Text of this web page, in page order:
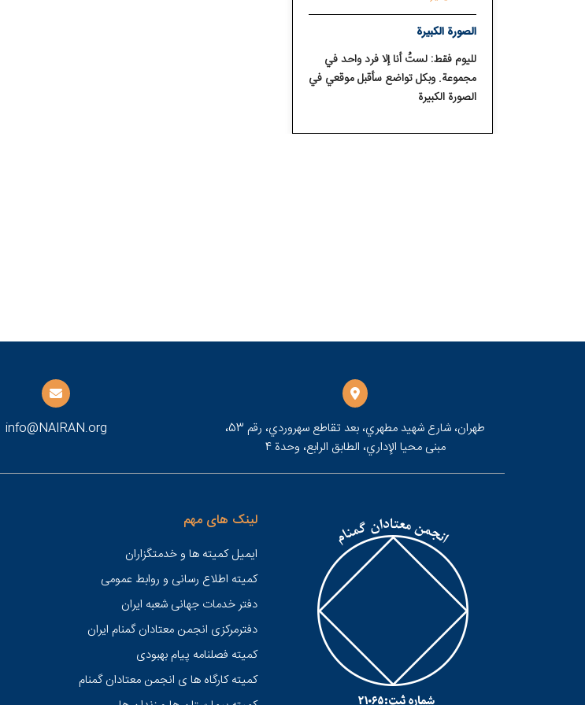
الصورة الكبيرة
لليوم فقط: لستُ أنا إلا فرد واحد في
مجموعة. وبكل تواضع سأقبل موقعي في
الصورة الكبيرة
طهران، شارع شهيد مطهري، بعد تقاطع سهروردي، رقم 53،
مبنى محيا الإداري، الطابق الرابع، وحدة 4
info@NAIRAN.org
لینک های مهم
ایمیل کمیته ها و خدمتگزاران
کميته اطلاع رسانی و روابط عمومی
دفتر خدمات جهانی شعبه ايران
دفترمرکزی انجمن معتادان گمنام ایران
کمیته فصلنامه پیام بهبودی
کمیته کارگاه ها ی انجمن معتادان گمنام